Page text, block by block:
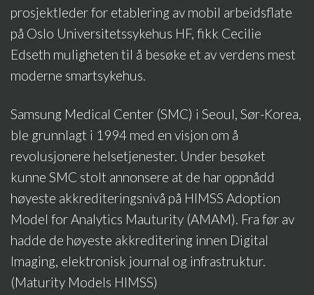
prosjektleder for etablering av mobil arbeidsflate
på Oslo Universitetssykehus HF, fikk Cecilie
Edseth muligheten til å besøke et av verdens mest
moderne smartsykehus.
Samsung Medical Center (SMC) i Seoul, Sør-Korea,
ble grunnlagt i 1994 med en visjon om å
revolusjonere helsetjenester. Under besøket
kunne SMC stolt annonsere at de har oppnådd
høyeste akkrediteringsnivå på HIMSS Adoption
Model for Analytics Mauturity (AMAM). Fra før av
hadde de høyeste akkreditering innen Digital
Imaging, elektronisk journal og infrastruktur.
(Maturity Models HIMSS)